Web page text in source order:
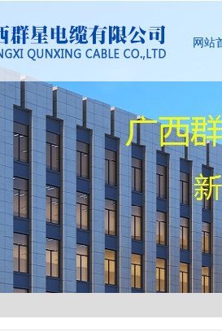
网站